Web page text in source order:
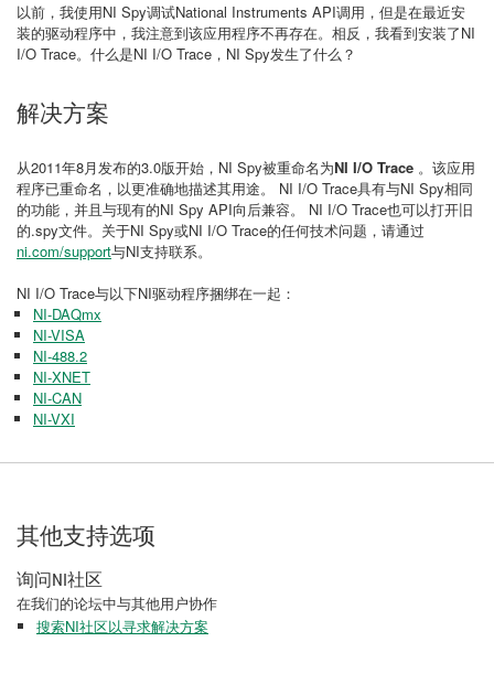
以前，我使用NI Spy调试National Instruments API调用，但是在最近安
装的驱动程序中，我注意到该应用程序不再存在。相反，我看到安装了NI
I/O Trace。什么是NI I/O Trace，NI Spy发生了什么？
解决方案
从2011年8月发布的3.0版开始，NI Spy被重命名为NI I/O Trace 。该应用
程序已重命名，以更准确地描述其用途。 NI I/O Trace具有与NI Spy相同
的功能，并且与现有的NI Spy API向后兼容。 NI I/O Trace也可以打开旧
的.spy文件。关于NI Spy或NI I/O Trace的任何技术问题，请通过
ni.com/support与NI支持联系。
NI I/O Trace与以下NI驱动程序捆绑在一起：
NI-DAQmx
NI-VISA
NI-488.2
NI-XNET
NI-CAN
NI-VXI
其他支持选项
询问NI社区
在我们的论坛中与其他用户协作
搜索NI社区以寻求解决方案